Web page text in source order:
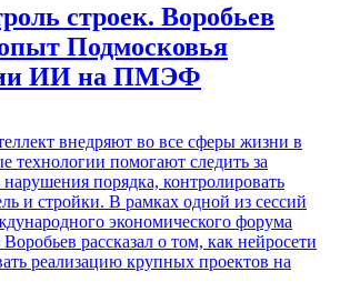
строек. Воробьев
Подмосковья
ИИ на ПМЭФ
внедряют во все сферы жизни в
технологии помогают следить за
порядка, контролировать
и стройки. В рамках одной из сессий
экономического форума
рассказал о том, как нейросети
реализацию крупных проектов на